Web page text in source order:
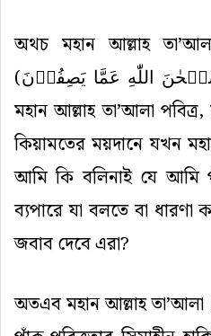
অথচ মহান আল্লাহ
(اللّٰهِ عَمَّا یَصِفُوۡنَ
মহান আল্লাহ তা’আলা
কিয়ামতের ময়দানে যখন
আমি কি বলিনাই যে আমি
ব্যপারে যা বলতে বা
জবাব দেবে এরা?
অতএব মহান আল্লাহ তা’আলা